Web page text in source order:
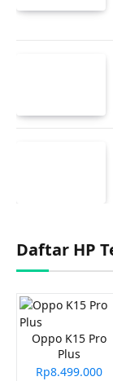
Daftar HP
Oppo K15 Pro
Plus
Rp8.499.000